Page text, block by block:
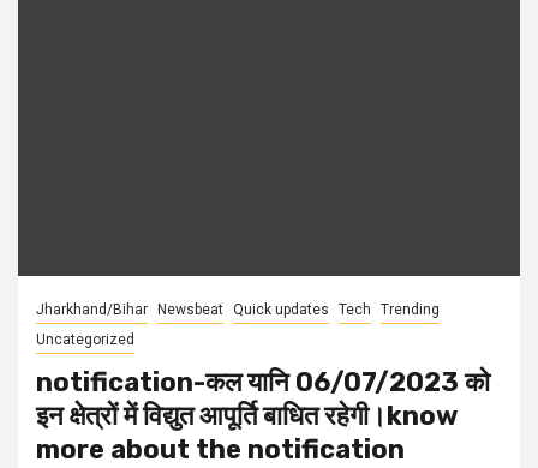
Jharkhand/Bihar Newsbeat Quick updates Tech
Trending
Uncategorized
notification-कल यानि 06/07/2023 को
इन क्षेत्रों में विद्युत आपूर्ति बाधित रहेगी।know
more about the notification